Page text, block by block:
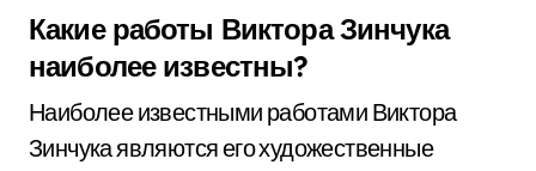
Какие работы Виктора Зинчука
наиболее известны?
Наиболее известными работами Виктора
Зинчука являются его художественные